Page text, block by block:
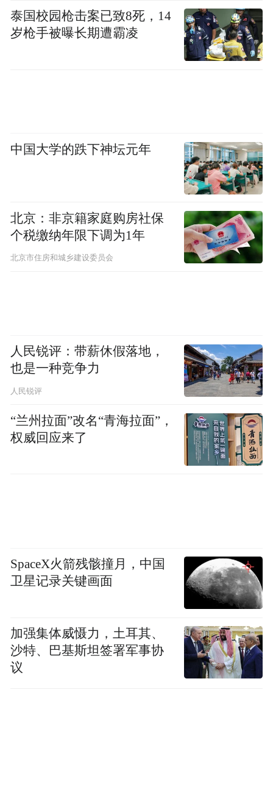
space services.”
泰国校园枪击案已致8死，14
岁枪手被曝长期遭霸凌
中国大学的跌下神坛元年
北京：非京籍家庭购房社保
个税缴纳年限下调为1年
北京市住房和城乡建设委员会
人民锐评：带薪休假落地，
也是一种竞争力
人民锐评
“兰州拉面”改名“青海拉面”，
权威回应来了
SpaceX火箭残骸撞月，中国
卫星记录关键画面
加强集体威慑力，土耳其、
沙特、巴基斯坦签署军事协
议